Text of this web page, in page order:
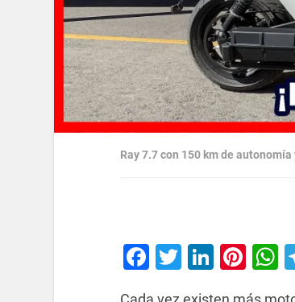
Ray 7.7 con 150 km de
Facebook
Twitter